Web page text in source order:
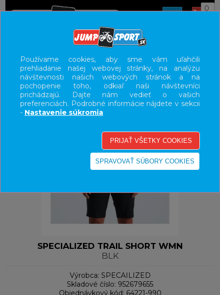
0
UŽÍVATEĽSKÝ PANEL
KATEGÓRIE
HLAVNÉ MENU
SPECIALIZED TRAIL SHORT WMN
BLK
Výrobca: SPECAILIZED
Skladové číslo: 952679655
Objednávkový kód: 64221-990
Používame cookies, aby sme vám uľahčili
prehliadanie našej webovej stránky, na analýzu
návštevnosti našich webových stránok a na
pochopenie toho, odkiaľ naši návštevníci
prichádzajú. Dajte nám vedieť o vašich
preferenciách. Podrobné informácie nájdete v sekcii
- Nastavenie súkromia